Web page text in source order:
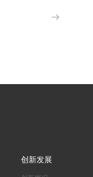
创新发展